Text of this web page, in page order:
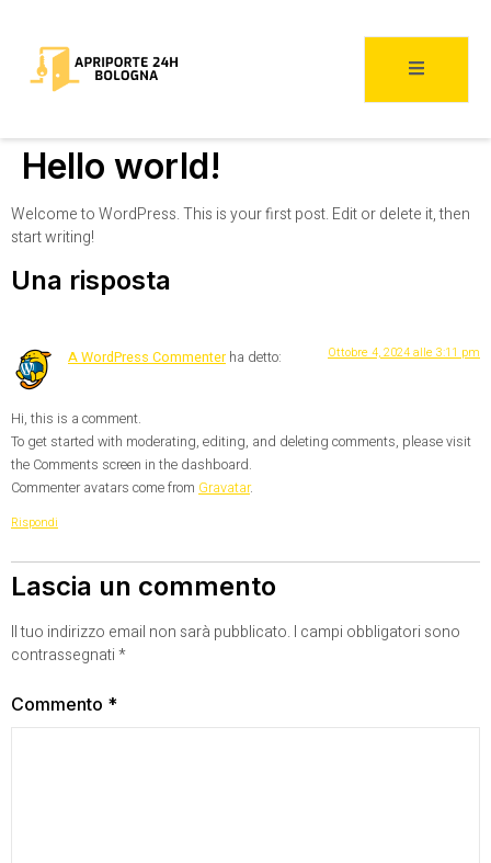
Hello world!
Welcome to WordPress. This is your first post. Edit or delete it, then
start writing!
Una risposta
A WordPress Commenter ha detto: Ottobre 4, 2024 alle 3:11 pm
Hi, this is a comment.
To get started with moderating, editing, and deleting comments, please visit
the Comments screen in the dashboard.
Commenter avatars come from Gravatar.
Rispondi
Lascia un commento
Il tuo indirizzo email non sarà pubblicato. I campi obbligatori sono
contrassegnati*
Commento *